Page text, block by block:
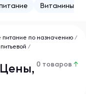
Витамины
питание по назначению /
/
0 товаров ↑